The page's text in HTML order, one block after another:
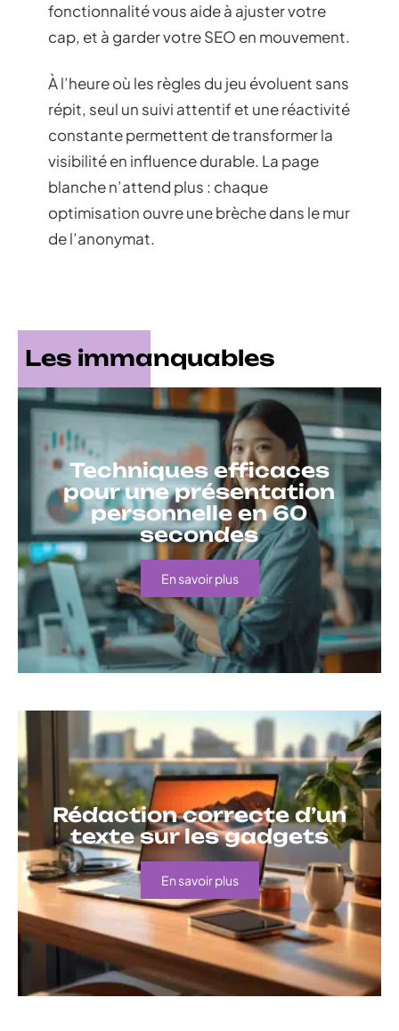
fonctionnalité vous aide à ajuster votre
cap, et à garder votre SEO en mouvement.
À l’heure où les règles du jeu évoluent sans
répit, seul un suivi attentif et une réactivité
constante permettent de transformer la
visibilité en influence durable. La page
blanche n’attend plus : chaque
optimisation ouvre une brèche dans le mur
de l’anonymat.
Les immanquables
Techniques efficaces
pour une présentation
personnelle en 60
secondes
En savoir plus
Rédaction correcte d’un
texte sur les gadgets
En savoir plus